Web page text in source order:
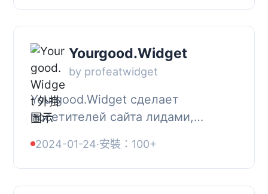
提供什麼樣...
Yourgood.Widget
by profeatwidget
Yourgood.Widget сделает
посетителей сайта лидами,
кнопка ля связи через
популярные мессенджеры для
сайта. Предложите к...
2024-01-24·安裝：100+